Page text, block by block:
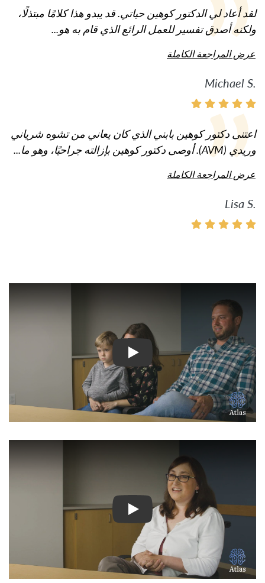
لقد أعاد لي الدكتور كوهين حياتي. قد يبدو هذا كلامًا مبتذلًا،
ولكنه أصدق تفسير للعمل الرائع الذي قام به هو...
عرض المراجعة الكاملة
Michael S.
اعتنى دكتور كوهين بابني الذي كان يعاني من تشوه شرياني
وريدي (AVM). أوصى دكتور كوهين بإزالته جراحيًا، وهو ما...
عرض المراجعة الكاملة
Lisa S.